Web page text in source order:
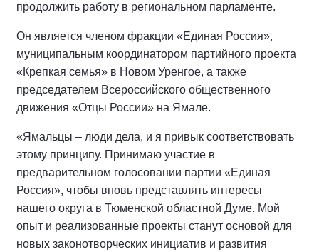
продолжить работу в региональном парламенте.
Он является членом фракции «Единая Россия»,
муниципальным координатором партийного проекта
«Крепкая семья» в Новом Уренгое, а также
председателем Всероссийского общественного
движения «Отцы России» на Ямале.
«Ямальцы – люди дела, и я привык соответствовать
этому принципу. Принимаю участие в
предварительном голосовании партии «Единая
Россия», чтобы вновь представлять интересы
нашего округа в Тюменской областной Думе. Мой
опыт и реализованные проекты станут основой для
новых законотворческих инициатив и развития